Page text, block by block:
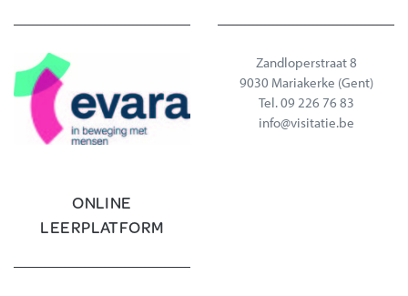
ONLINE
LEERPLATFORM
Zandloperstraat 8
9030 Mariakerke (Gent)
Tel.09 226 76 83
info@visitatie.be